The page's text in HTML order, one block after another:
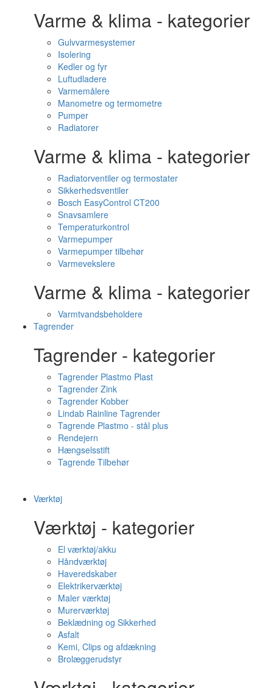
Varme & klima - kategorier
Gulvvarmesystemer
Isolering
Kedler og fyr
Luftudladere
Varmemålere
Manometre og termometre
Pumper
Radiatorer
Varme & klima - kategorier
Radiatorventiler og termostater
Sikkerhedsventiler
Bosch EasyControl CT200
Snavsamlere
Temperaturkontrol
Varmepumper
Varmepumper tilbehør
Varmevekslere
Varme & klima - kategorier
Varmtvandsbeholdere
Tagrender
Tagrender - kategorier
Tagrender Plastmo Plast
Tagrender Zink
Tagrender Kobber
Lindab Rainline Tagrender
Tagrende Plastmo - stål plus
Rendejern
Hængselsstift
Tagrende Tilbehør
Værktøj
Værktøj - kategorier
El værktøj/akku
Håndværktøj
Haveredskaber
Elektrikerværktøj
Maler værktøj
Murerværktøj
Beklædning og Sikkerhed
Asfalt
Kemi, Clips og afdækning
Brolæggerudstyr